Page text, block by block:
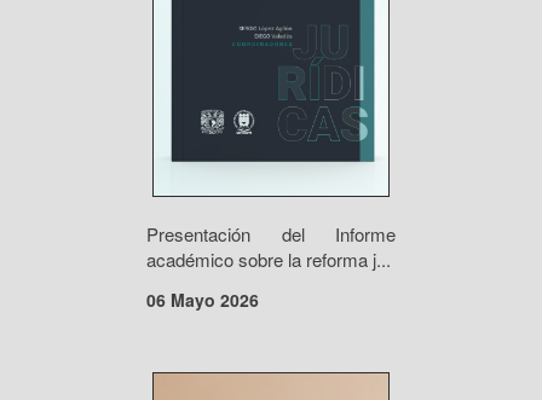
Presentación del Informe
académico sobre la reforma j...
06 Mayo 2026